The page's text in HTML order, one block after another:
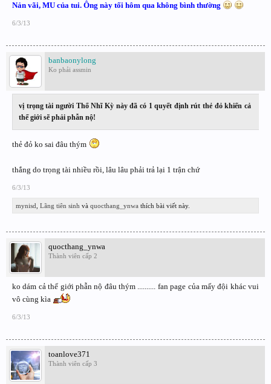
Nản vãi, MU của tui. Ông này tối hôm qua không bình thường
6/3/13
banbaonylong
Ko phải assmin
vị trọng tài người Thổ Nhĩ Kỳ này đã có 1 quyết định rút thẻ đỏ khiến cả
thế giới sẽ phải phẫn nộ!
thẻ đỏ ko sai đâu thým
thắng do trọng tài nhiều rồi, lâu lâu phải trả lại 1 trận chứ
6/3/13
mynisd Lãng tiên sinh và quocthang_ynwa thích bài viết này.
quocthang_ynwa
Thành viên cấp 2
ko dám cả thể giới phẫn nộ đâu thým .......... fan page của mấy đội khác vui
vô cùng kìa
6/3/13
toanlove371
Thành viên cấp 3